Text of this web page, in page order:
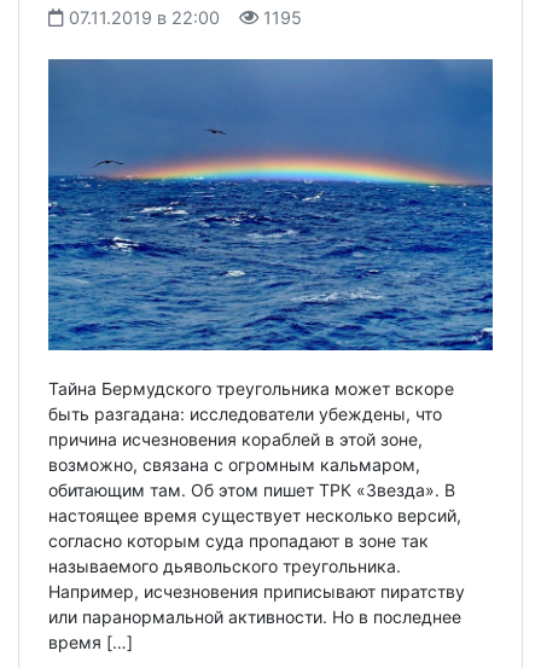
07.11.2019 в 22:00 1195
Тайна Бермудского треугольника может вскоре
быть разгадана: исследователи убеждены, что
причина исчезновения кораблей в этой зоне,
возможно, связана с огромным кальмаром,
обитающим там. Об этом пишет ТРК «Звезда». В
настоящее время существует несколько версий,
согласно которым суда пропадают в зоне так
называемого дьявольского треугольника.
Например, исчезновения приписывают пиратству
или паранормальной активности. Но в последнее
время […]